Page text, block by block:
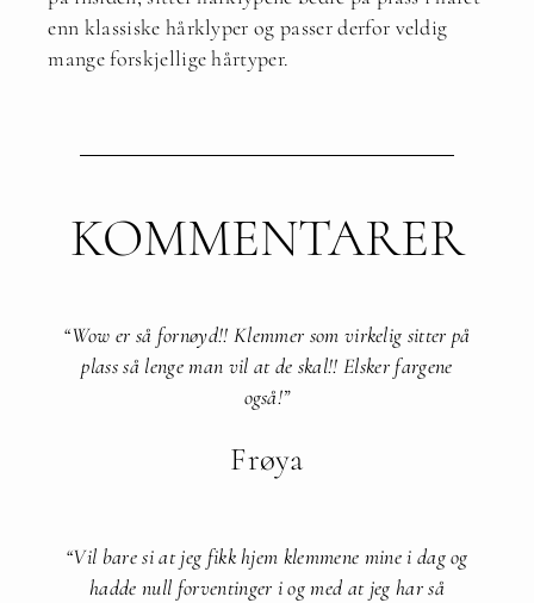
enn klassiske hårklyper og passer derfor veldig
mange forskjellige hårtyper.
KOMMENTARER
“Wow er så fornøyd!! Klemmer som virkelig sitter på
plass så lenge man vil at de skal!! Elsker fargene
også!”​
Frøya
“Vil bare si at jeg fikk hjem klemmene mine i dag og
hadde null forventinger i og med at jeg har så